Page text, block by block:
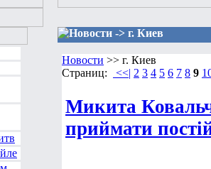
Новости -> г. Киев
Новости >> г. Киев
Страниц:
<<| 2 3 4 5 6 7 8 9
Микита
приймати